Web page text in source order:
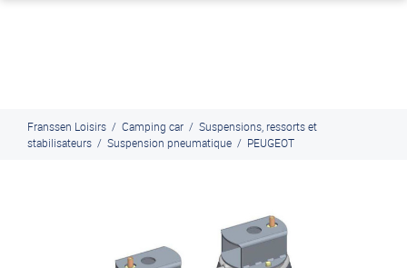
Franssen Loisirs / Camping car / Suspensions, ressorts et
stabilisateurs / Suspension pneumatique / PEUGEOT